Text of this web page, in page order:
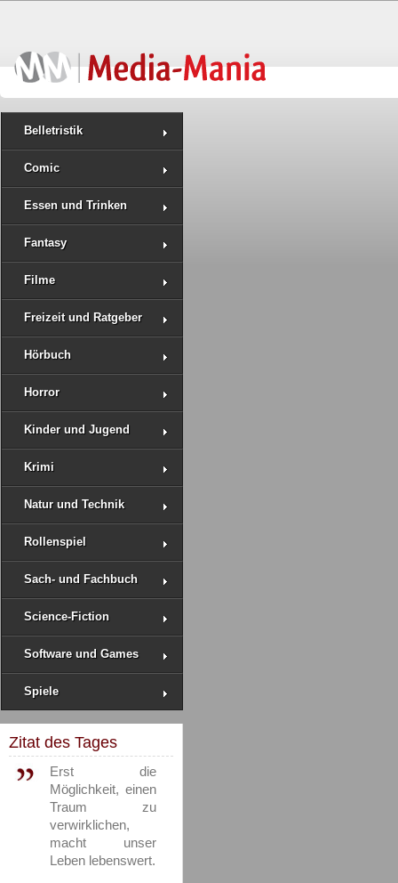
Belletristik
Comic
Essen und Trinken
Fantasy
Filme
Freizeit und Ratgeber
Hörbuch
Horror
Kinder und Jugend
Krimi
Natur und Technik
Rollenspiel
Sach- und Fachbuch
Science-Fiction
Software und Games
Spiele
Zitat des Tages
Erst die
Möglichkeit, einen
Traum zu
verwirklichen,
macht unser
Leben lebenswert.